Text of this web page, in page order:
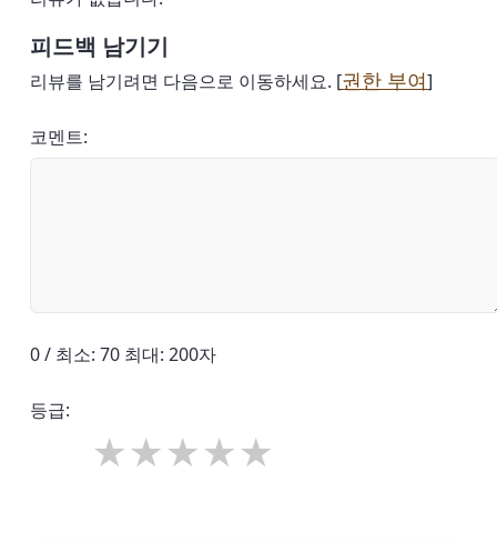
피드백 남기기
리뷰를 남기려면 다음으로 이동하세요. [권한 부여]
코멘트:
0 / 최소: 70 최대: 200자
등급: